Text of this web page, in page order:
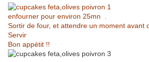
enfourner pour environ 25mn .
Sortir de four, et attendre un moment avant
Servir
Bon appétit !!